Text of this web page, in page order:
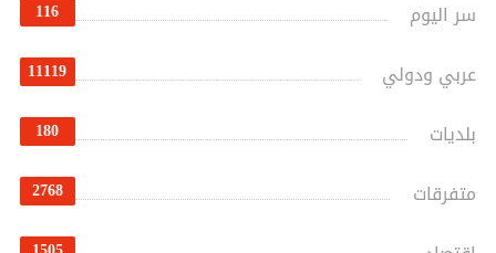
سر اليوم 116
عربي ودولي 11119
بلديات 180
متفرقات 2768